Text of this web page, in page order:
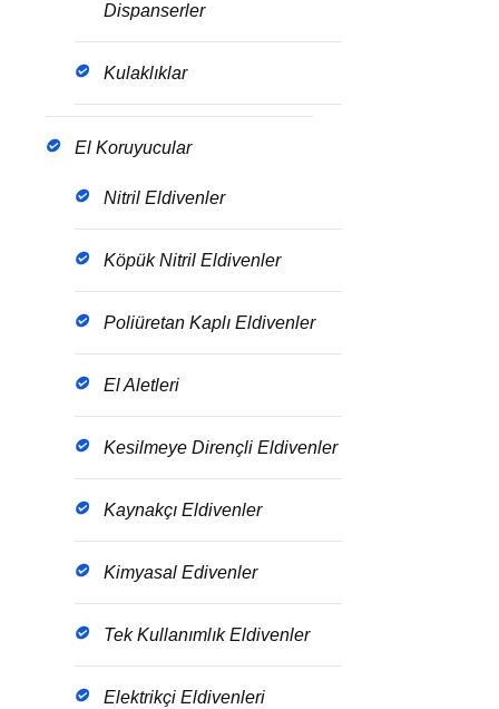
Dispanserler
Kulaklıklar
El Koruyucular
Nitril Eldivenler
Köpük Nitril Eldivenler
Poliüretan Kaplı Eldivenler
El Aletleri
Kesilmeye Dirençli Eldivenler
Kaynakçı Eldivenler
Kimyasal Edivenler
Tek Kullanımlık Eldivenler
Elektrikçi Eldivenleri